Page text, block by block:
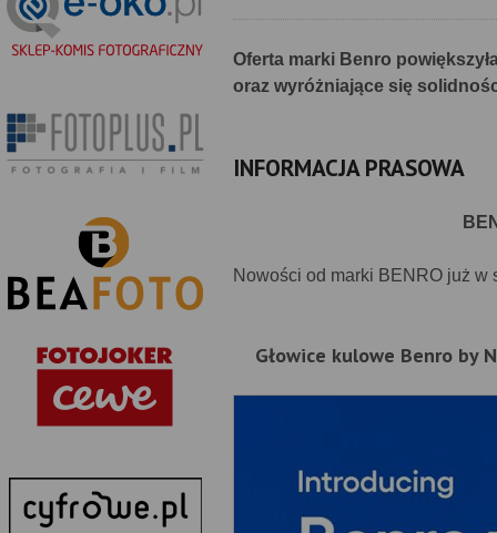
Oferta marki Benro
oraz wyróżniające się
INFORMACJA PRASOWA
Nowości od marki BENRO już w
Głowice kulowe Benro by